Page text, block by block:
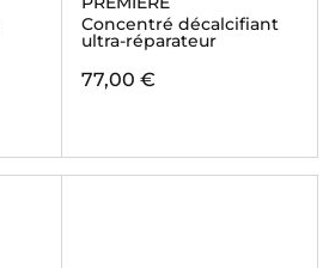
Concentré décalcifiant
ultra-réparateur
77,00 €